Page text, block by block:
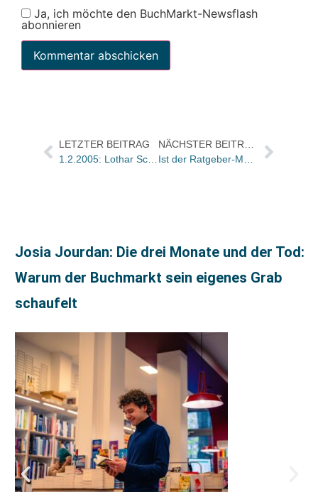
Ja, ich möchte den BuchMarkt-Newsflash
abonnieren
LETZTER BEITRAG
1.2.2005: Lothar Schirmer (60)
NÄCHSTER BEITRAG
Ist der Ratgeber-Markt wieder aufgelebt?
Josia Jourdan: Die drei Monate und der Tod:
Warum der Buchmarkt sein eigenes Grab
schaufelt